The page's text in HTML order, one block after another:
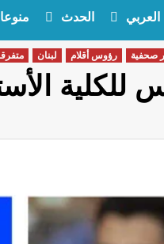
الحدث
صحفية رؤوس أقلام لبنان
للكلية